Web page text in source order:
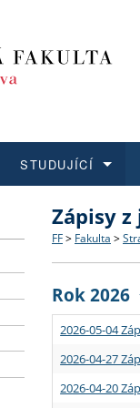
Struktura
Strategie
Podpora
Co
Učitelské
STUDUJÍCÍ
Rigorózní
O vědě a
Granty a
Aktuální
Zápisy
FF > Fakulta >
Rok 2026
2026-05-04
2026-04-27
2026-04-20